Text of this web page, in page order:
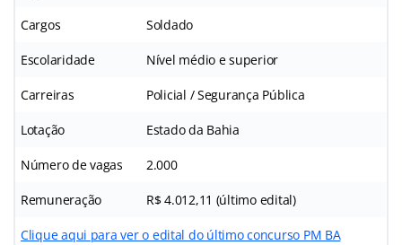
Cargos Soldado
Escolaridade Nível médio e superior
Carreiras Policial / Segurança Pública
Lotação Estado da Bahia
Número de vagas 2.000
Remuneração R$ 4.012,11 (último edital)
Clique aqui para ver o edital do último concurso PM BA